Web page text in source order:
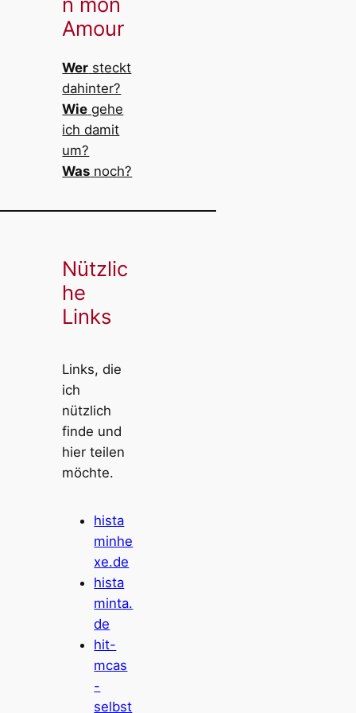
Amour
Wer steckt
dahinter?
Wie gehe
ich damit
um?
Was noch?
Nützlic
he
Links
Links, die
ich
nützlich
finde und
hier teilen
möchte.
hista
minhe
xe.de
hista
minta.
de
hit-
mcas
-
selbst